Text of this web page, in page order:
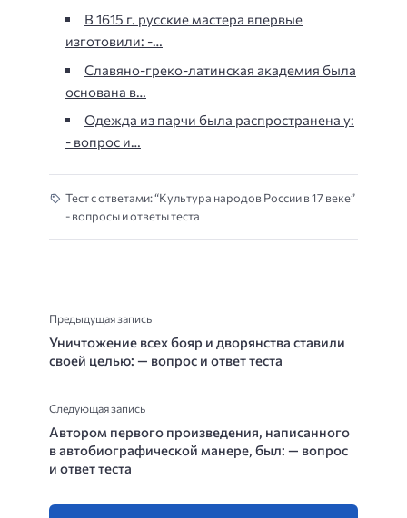
В 1615 г. русские мастера впервые
изготовили: -…
Славяно-греко-латинская академия была
основана в…
Одежда из парчи была распространена у:
- вопрос и…
Тест с ответами: “Культура народов России в 17 веке”
- вопросы и ответы теста
Предыдущая запись
Уничтожение всех бояр и дворянства ставили
своей целью: — вопрос и ответ теста
Следующая запись
Автором первого произведения, написанного
в автобиографической манере, был: — вопрос
и ответ теста